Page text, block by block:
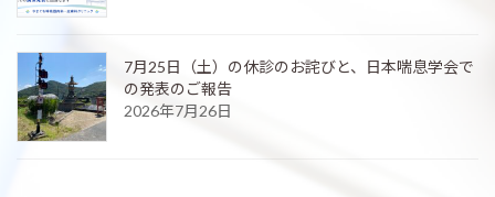
7月25日（土）の休診のお詫びと、日本喘息学会で
の発表のご報告
2026年7月26日